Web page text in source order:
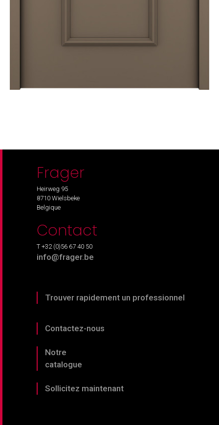
Frager
Heirweg 95
8710 Wielsbeke
Belgique
Contact
T +32 (0)56 67 40 50
info@frager.be
Trouver rapidement un professionnel
Contactez-nous
Notre
catalogue
Sollicitez maintenant